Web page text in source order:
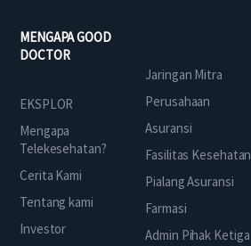
MENGAPA GOOD
DOCTOR
EKSPLOR
Mengapa
Telekesehatan?
Cerita Kami
Tentang kami
Investor
Jaringan Mitra
Perusahaan
Asuransi
Fasilitas Kesehatan
Pialang Asuransi
Farmasi
Admin Pihak Ketiga